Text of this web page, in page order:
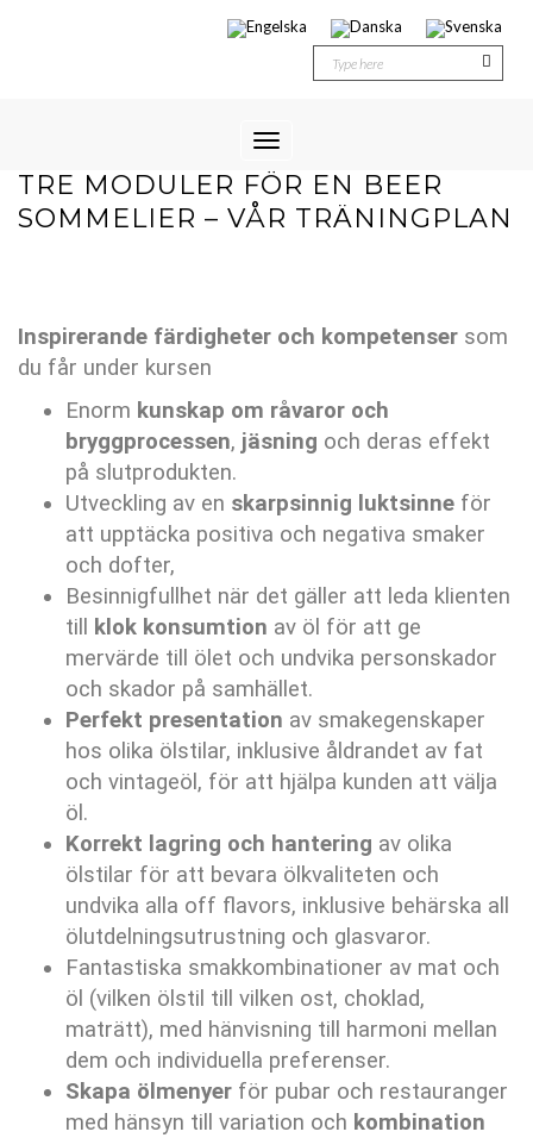
Toggle
TRE MODULER FÖR EN BEER
SOMMELIER – VÅR TRÄNINGPLAN
Inspirerande färdigheter och kompetenser som
du får under kursen
Enorm kunskap om råvaror och
bryggprocessen, jäsning och deras effekt
på slutprodukten.
Utveckling av en skarpsinnig luktsinne för
att upptäcka positiva och negativa smaker
och dofter,
Besinnigfullhet när det gäller att leda klienten
till
klok konsumtion av öl för att ge
mervärde till ölet och undvika personskador
och skador på samhället.
Perfekt presentation av smakegenskaper
hos olika ölstilar, inklusive åldrandet av fat
och vintageöl, för att hjälpa kunden att välja
öl.
Korrekt lagring och hantering av olika
ölstilar för att bevara ölkvaliteten och
undvika alla off flavors, inklusive behärska all
ölutdelningsutrustning och glasvaror.
Fantastiska smakkombinationer av mat och
öl (vilken ölstil till vilken ost, choklad,
maträtt), med hänvisning till harmoni mellan
dem och individuella preferenser.
Skapa ölmenyer för pubar och restauranger
med hänsyn till variation och kombination